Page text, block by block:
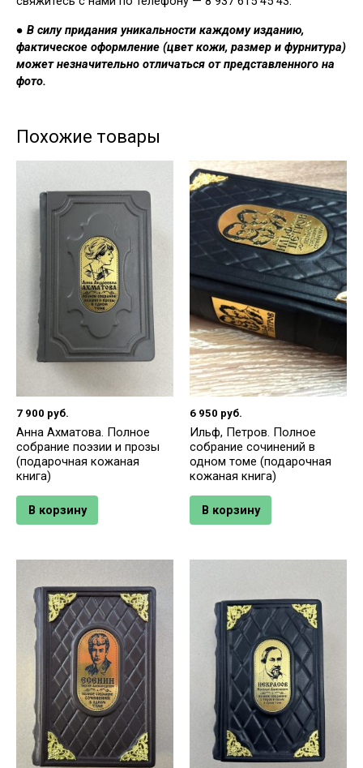
● В силу придания уникальности каждому изданию,
фактическое оформление (цвет кожи, размер и фурнитура)
может незначительно отличаться от представленного на
фото.
Похожие товары
7 900 руб.
Анна Ахматова. Полное
собрание поэзии и прозы
(подарочная кожаная
книга)
В корзину
6 950 руб.
Ильф, Петров. Полное
собрание сочинений в
одном томе (подарочная
кожаная книга)
В корзину